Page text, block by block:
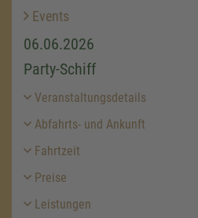
Events
06.06.2026
Party-Schiff
Veranstaltungsdetails
Abfahrts- und Ankunft
Fahrtzeit
Preise
Leistungen